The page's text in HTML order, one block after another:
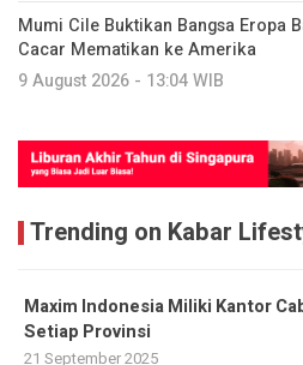
Mumi Cile Buktikan Bangsa Eropa
Cacar Mematikan ke Amerika
9 August 2026 - 13:04 WIB
Trending on Kabar
Maxim Indonesia Miliki Kantor
Setiap Provinsi
21 September 2025